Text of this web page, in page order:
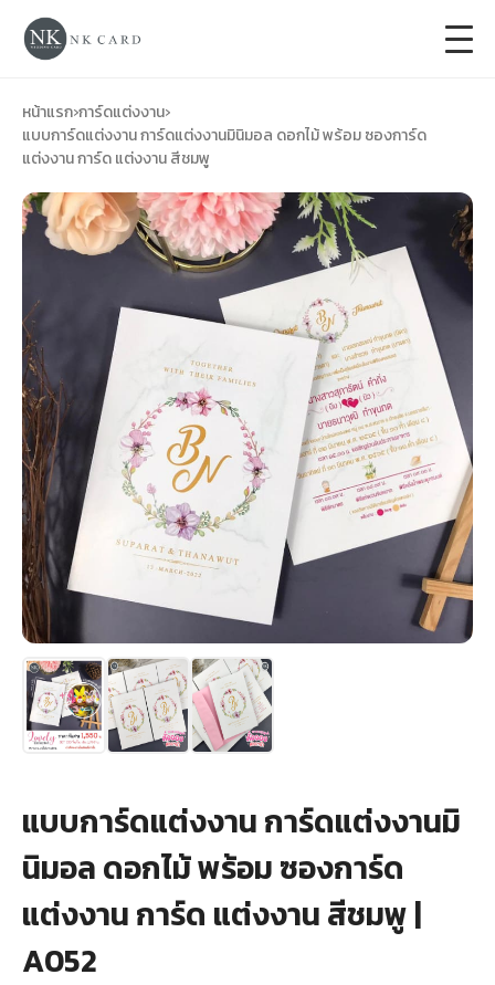
การ์ดแต่งงาน
ของชำร่วยงานแต่ง
ของรับไหว้ +
ป้ายของชำร่วยงานแต่ง
การ์ดงานบวช
การ์ดขึ้นบ้านใหม่
ซองเปล่า
รับพิมพ์หน้าซอง +
Wax Seal Sticker | สติกเกอร์ตราครั่งปิดซอง
การ์ดแต่งงานออนไลน์
รีวิว
เกี่ยวกับเรา
หน้าแรก›การ์ดแต่งงาน›
แบบการ์ดแต่งงาน การ์ดแต่งงานมินิมอล ดอกไม้ พร้อม ซองการ์ด
แต่งงาน การ์ด แต่งงาน สีชมพู
แบบการ์ดแต่งงาน การ์ดแต่งงานมิ
นิมอล ดอกไม้ พร้อม ซองการ์ด
แต่งงาน การ์ด แต่งงาน สีชมพู |
A052